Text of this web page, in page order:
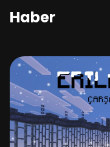
Haber